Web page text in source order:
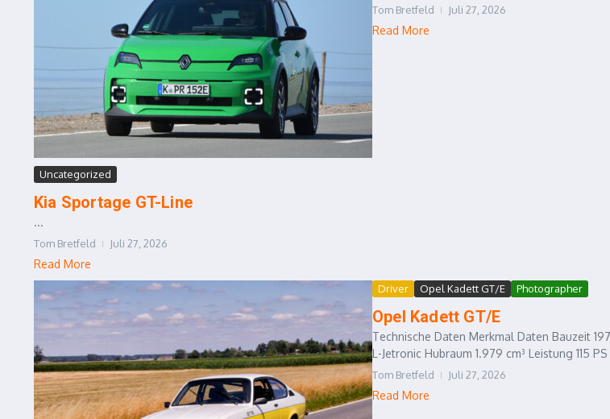
Tom Bretfeld Juli 27, 2026
Read More
Uncategorized
Kia Sportage GT-Line
...
Tom Bretfeld Juli 27, 2026
Read More
Driver Opel Kadett GT/E Photographer
Opel Kadett GT/E
Technische Daten Merkmal Daten Bauzeit
L-Jetronic Hubraum 1.979 cm³ Leistung 115
Tom Bretfeld Juli 27, 2026
Read More